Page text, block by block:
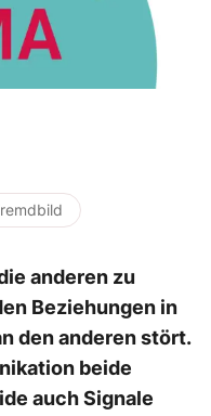
anderen zu
Beziehungen in
den anderen stört.
beide
auch Signale